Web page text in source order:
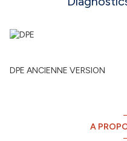
DPE ANCIENNE VERSION
A